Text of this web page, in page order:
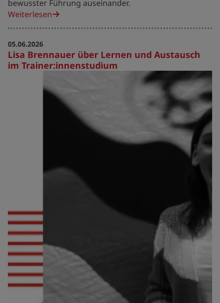
bewusster Führung auseinander.
Weiterlesen
Lisa Brennauer über Lernen und Austausch
im Trainer:innenstudium
05.06.2026